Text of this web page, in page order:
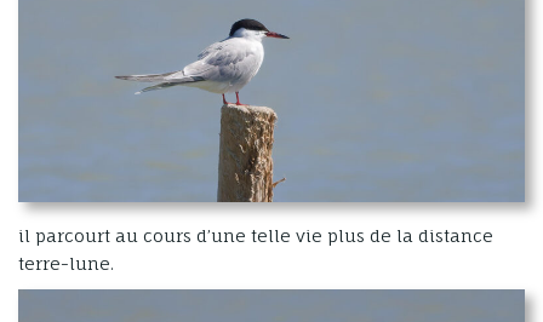
il parcourt au cours d’une telle vie plus de la distance
terre-lune.